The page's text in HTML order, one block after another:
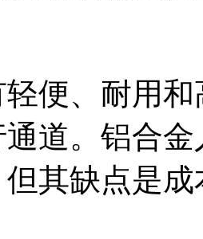
便、耐用
道。铝合
其缺点是